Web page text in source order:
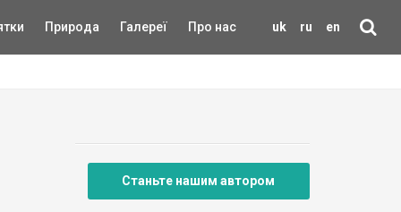
uk ru en
Природа Галереї Про нас
Станьте нашим автором